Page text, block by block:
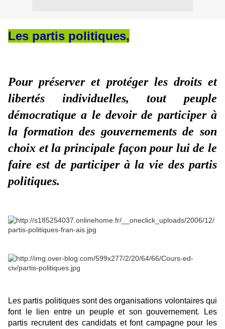
Les partis politiques,
Pour préserver et protéger les droits et
libertés individuelles, tout peuple
démocratique a le devoir de participer à
la formation des gouvernements de son
choix et la principale façon pour lui de le
faire est de participer à la vie des partis
politiques.
Les partis politiques sont des organisations volontaires qui
font le lien entre un peuple et son gouvernement. Les
partis recrutent des candidats et font campagne pour les